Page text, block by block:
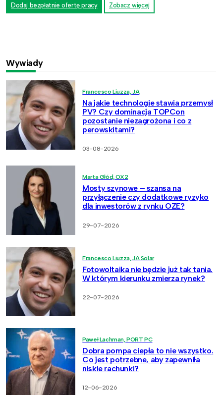
Dodaj bezpłatnie ofertę pracy Zobacz więcej
Wywiady
Francesco Liuzza, JA
Na jakie technologie stawia przemysł
PV? Czy dominacja TOPCon
pozostanie niezagrożona i co z
perowskitami?
03-08-2026
Marta Głód, OX2
Mosty szynowe – szansa na
przyłączenie czy dodatkowe ryzyko
dla inwestorów z rynku OZE?
29-07-2026
Francesco Liuzza, JA Solar
Fotowoltaika nie będzie już tak tania.
W którym kierunku zmierza rynek?
22-07-2026
Paweł Lachman, PORT PC
Dobra pompa ciepła to nie wszystko.
Co jest potrzebne, aby zapewniła
niskie rachunki?
12-06-2026